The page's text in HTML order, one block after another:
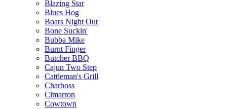
Blazing Star
Blues Hog
Boars Night Out
Bone Suckin'
Bubba Mike
Burnt Finger
Butcher BBQ
Cajun Two Step
Cattleman's Grill
Charboss
Cimarron
Cowtown